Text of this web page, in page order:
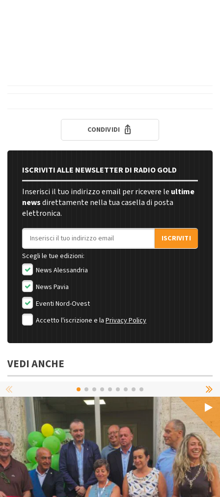
CONDIVIDI
ISCRIVITI ALLE NEWSLETTER DI RADIO GOLD
Inserisci il tuo indirizzo email per ricevere le ultime
newsdirettamente nella tua casella di posta
elettronica.
Indirizzo email
ISCRIVITI
Scegli le tue edizioni:
News Alessandria
News Pavia
Eventi Nord-Ovest
Accetto l'iscrizione e la Privacy Policy
VEDI ANCHE